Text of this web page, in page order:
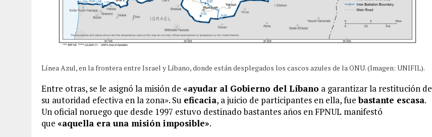
Línea Azul, en la frontera entre Israel y Líbano, donde están desplegados los cascos azules de la ONU. (Imagen: UNIFIL).
Entre otras, se le asignó la misión de «ayudar al Gobierno del Líbano a garantizar la restitución de
su autoridad efectiva en la zona». Su eficacia, a juicio de participantes en ella, fuebastante escasa.
Un oficial noruego que desde 1997 estuvo destinado bastantes años en FPNUL manifestó
que «aquella era una misión imposible».